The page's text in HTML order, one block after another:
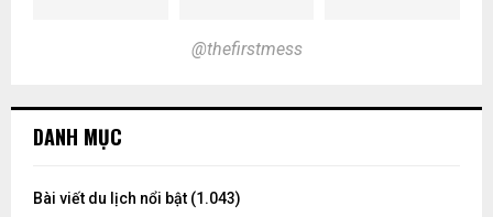
@thefirstmess
DANH MỤC
Bài viết du lịch nổi bật (1.043)